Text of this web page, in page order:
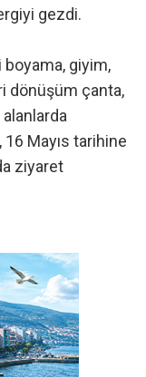
gezdi.
boyama, giyim,
dönüşüm çanta,
Mayıs tarihine
ziyaret